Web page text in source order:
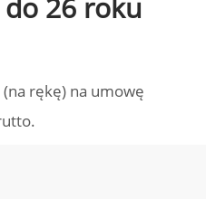
26 roku
rękę) na umowę